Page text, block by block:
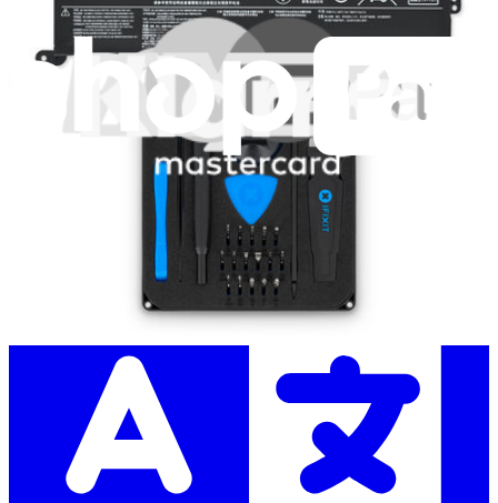
S'abonner
Lire d'abord les